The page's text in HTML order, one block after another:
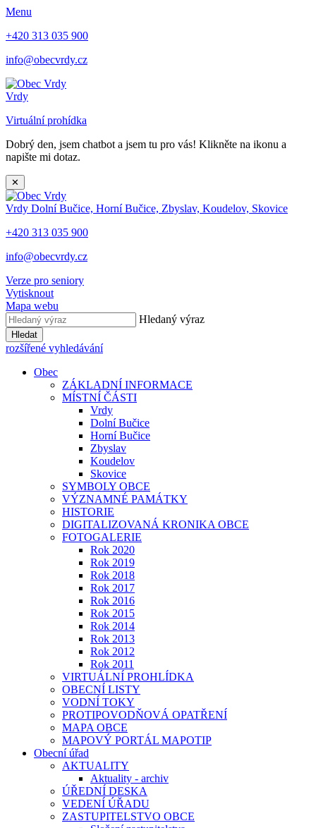
Menu
+420 313 035 900
info@obecvrdy.cz
Vrdy
Virtuální prohídka
Dobrý den, jsem chatbot a jsem tu pro vás! Klikněte na ikonu a
napište mi dotaz.
✕
Vrdy Dolní Bučice, Horní Bučice, Zbyslav, Koudelov, Skovice
+420 313 035 900
info@obecvrdy.cz
Verze pro seniory
Vytisknout
Mapa webu
Hledaný výraz
Hledat
rozšířené vyhledávání
Obec
ZÁKLADNÍ INFORMACE
MÍSTNÍ ČÁSTI
Vrdy
Dolní Bučice
Horní Bučice
Zbyslav
Koudelov
Skovice
SYMBOLY OBCE
VÝZNAMNÉ PAMÁTKY
HISTORIE
DIGITALIZOVANÁ KRONIKA OBCE
FOTOGALERIE
Rok 2020
Rok 2019
Rok 2018
Rok 2017
Rok 2016
Rok 2015
Rok 2014
Rok 2013
Rok 2012
Rok 2011
VIRTUÁLNÍ PROHLÍDKA
OBECNÍ LISTY
VODNÍ TOKY
PROTIPOVODŇOVÁ OPATŘENÍ
MAPA OBCE
MAPOVÝ PORTÁL MAPOTIP
Obecní úřad
AKTUALITY
Aktuality - archiv
ÚŘEDNÍ DESKA
VEDENÍ ÚŘADU
ZASTUPITELSTVO OBCE